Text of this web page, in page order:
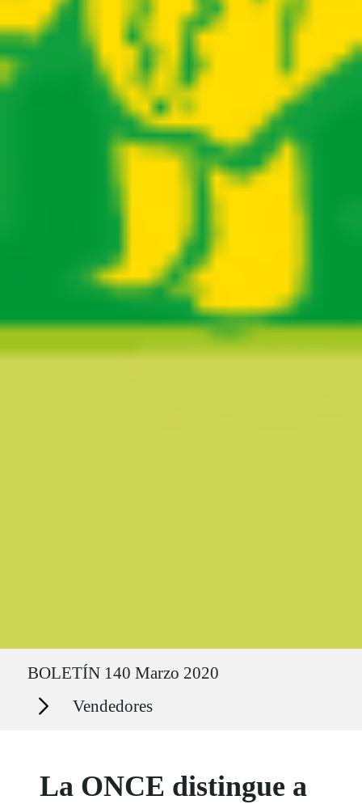
BOLETÍN 140 Marzo 2020
Secciones Vendedores
La ONCE distingue a